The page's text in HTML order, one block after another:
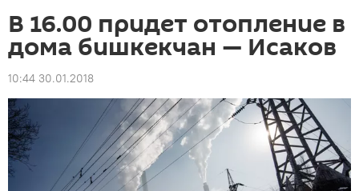
В 16.00 придет отопление в
дома бишкекчан — Исаков
10:44 30.01.2018